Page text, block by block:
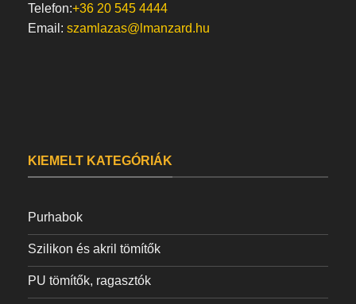
Telefon:+36 20 545 4444
Email: szamlazas@lmanzard.hu
KIEMELT KATEGÓRIÁK
Purhabok
Szilikon és akril tömítők
PU tömítők, ragasztók